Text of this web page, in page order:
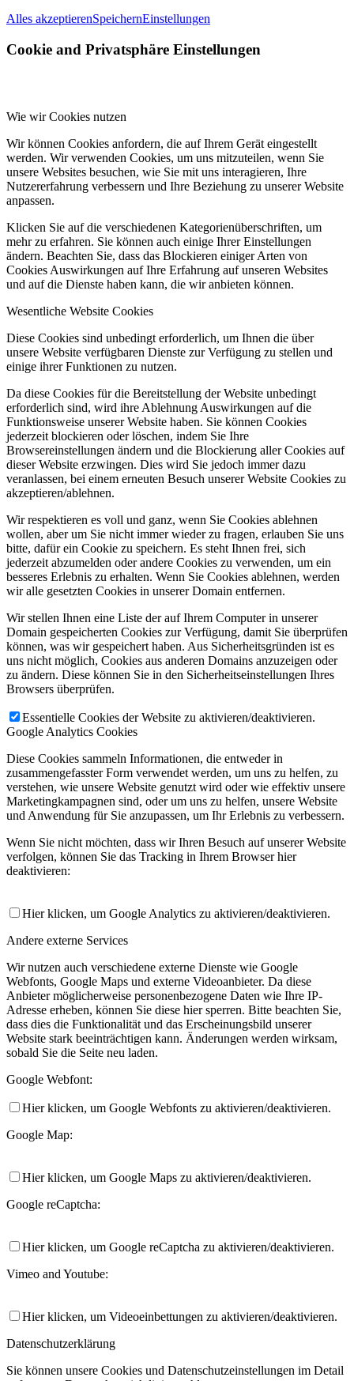
Alles akzeptierenSpeichernEinstellungen
Cookie and Privatsphäre Einstellungen
Wie wir Cookies nutzen
Wir können Cookies anfordern, die auf Ihrem Gerät eingestellt
werden. Wir verwenden Cookies, um uns mitzuteilen, wenn Sie
unsere Websites besuchen, wie Sie mit uns interagieren, Ihre
Nutzererfahrung verbessern und Ihre Beziehung zu unserer Website
anpassen.
Klicken Sie auf die verschiedenen Kategorienüberschriften, um
mehr zu erfahren. Sie können auch einige Ihrer Einstellungen
ändern. Beachten Sie, dass das Blockieren einiger Arten von
Cookies Auswirkungen auf Ihre Erfahrung auf unseren Websites
und auf die Dienste haben kann, die wir anbieten können.
Wesentliche Website Cookies
Diese Cookies sind unbedingt erforderlich, um Ihnen die über
unsere Website verfügbaren Dienste zur Verfügung zu stellen und
einige ihrer Funktionen zu nutzen.
Da diese Cookies für die Bereitstellung der Website unbedingt
erforderlich sind, wird ihre Ablehnung Auswirkungen auf die
Funktionsweise unserer Website haben. Sie können Cookies
jederzeit blockieren oder löschen, indem Sie Ihre
Browsereinstellungen ändern und die Blockierung aller Cookies auf
dieser Website erzwingen. Dies wird Sie jedoch immer dazu
veranlassen, bei einem erneuten Besuch unserer Website Cookies zu
akzeptieren/ablehnen.
Wir respektieren es voll und ganz, wenn Sie Cookies ablehnen
wollen, aber um Sie nicht immer wieder zu fragen, erlauben Sie uns
bitte, dafür ein Cookie zu speichern. Es steht Ihnen frei, sich
jederzeit abzumelden oder andere Cookies zu verwenden, um ein
besseres Erlebnis zu erhalten. Wenn Sie Cookies ablehnen, werden
wir alle gesetzten Cookies in unserer Domain entfernen.
Wir stellen Ihnen eine Liste der auf Ihrem Computer in unserer
Domain gespeicherten Cookies zur Verfügung, damit Sie überprüfen
können, was wir gespeichert haben. Aus Sicherheitsgründen ist es
uns nicht möglich, Cookies aus anderen Domains anzuzeigen oder
zu ändern. Diese können Sie in den Sicherheitseinstellungen Ihres
Browsers überprüfen.
Essentielle Cookies der Website zu aktivieren/deaktivieren.
Google Analytics Cookies
Diese Cookies sammeln Informationen, die entweder in
zusammengefasster Form verwendet werden, um uns zu helfen, zu
verstehen, wie unsere Website genutzt wird oder wie effektiv unsere
Marketingkampagnen sind, oder um uns zu helfen, unsere Website
und Anwendung für Sie anzupassen, um Ihr Erlebnis zu verbessern.
Wenn Sie nicht möchten, dass wir Ihren Besuch auf unserer Website
verfolgen, können Sie das Tracking in Ihrem Browser hier
deaktivieren:
Hier klicken, um Google Analytics zu aktivieren/deaktivieren.
Andere externe Services
Wir nutzen auch verschiedene externe Dienste wie Google
Webfonts, Google Maps und externe Videoanbieter. Da diese
Anbieter möglicherweise personenbezogene Daten wie Ihre IP-
Adresse erheben, können Sie diese hier sperren. Bitte beachten Sie,
dass dies die Funktionalität und das Erscheinungsbild unserer
Website stark beeinträchtigen kann. Änderungen werden wirksam,
sobald Sie die Seite neu laden.
Google Webfont:
Hier klicken, um Google Webfonts zu aktivieren/deaktivieren.
Google Map:
Hier klicken, um Google Maps zu aktivieren/deaktivieren.
Google reCaptcha:
Hier klicken, um Google reCaptcha zu aktivieren/deaktivieren.
Vimeo and Youtube:
Hier klicken, um Videoeinbettungen zu aktivieren/deaktivieren.
Datenschutzerklärung
Sie können unsere Cookies und Datenschutzeinstellungen im Detail